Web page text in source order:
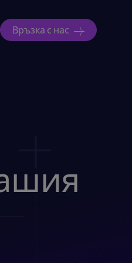
Връзка с нас